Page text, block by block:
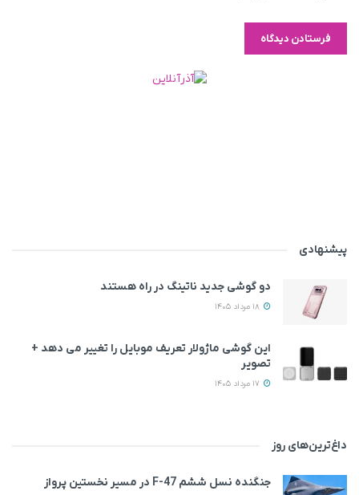
پیشنهادی
دو گوشی جدید ناتینگ در راه هستند
این گوشی ماژولار تعریف موبایل را تغییر می‌ دهد +
تصویر
داغ‌ترین‌های روز
جنگنده نسل ششم F-47 در مسیر نخستین پرواز